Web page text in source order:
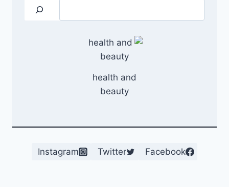
health and
beauty
Facebook
Twitter
Instagram